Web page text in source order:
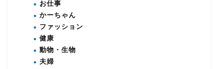
お仕事
かーちゃん
ファッション
健康
動物・生物
夫婦